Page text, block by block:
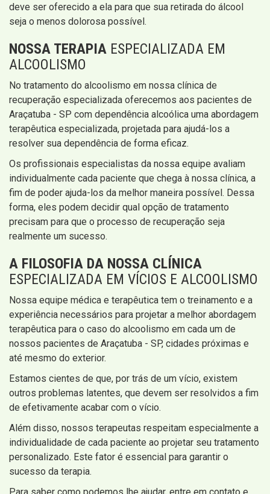
deve ser oferecido a ela para que sua retirada do álcool
seja o menos dolorosa possível.
NOSSA TERAPIA ESPECIALIZADA EM
ALCOOLISMO
No tratamento do alcoolismo em nossa clínica de
recuperação especializada oferecemos aos pacientes de
Araçatuba - SP com dependência alcoólica uma abordagem
terapêutica especializada, projetada para ajudá-los a
resolver sua dependência de forma eficaz.
Os profissionais especialistas da nossa equipe avaliam
individualmente cada paciente que chega à nossa clínica, a
fim de poder ajuda-los da melhor maneira possível. Dessa
forma, eles podem decidir qual opção de tratamento
precisam para que o processo de recuperação seja
realmente um sucesso.
A FILOSOFIA DA NOSSA CLÍNICA
ESPECIALIZADA EM VÍCIOS E ALCOOLISMO
Nossa equipe médica e terapêutica tem o treinamento e a
experiência necessários para projetar a melhor abordagem
terapêutica para o caso do alcoolismo em cada um de
nossos pacientes de Araçatuba - SP, cidades próximas e
até mesmo do exterior.
Estamos cientes de que, por trás de um vício, existem
outros problemas latentes, que devem ser resolvidos a fim
de efetivamente acabar com o vício.
Além disso, nossos terapeutas respeitam especialmente a
individualidade de cada paciente ao projetar seu tratamento
personalizado. Este fator é essencial para garantir o
sucesso da terapia.